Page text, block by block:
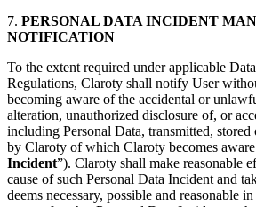
7. PERSONAL DATA INCIDENT
NOTIFICATION
To the extent required under applicable
Regulations, Claroty shall notify User
becoming aware of the accidental or
alteration, unauthorized disclosure of, or
including Personal Data, transmitted, stored
by Claroty of which Claroty becomes
Incident”). Claroty shall make reasonable
cause of such Personal Data Incident and
deems necessary, possible and reasonable